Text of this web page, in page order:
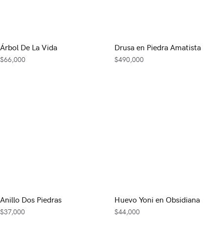
Árbol De La Vida
$66,000
Drusa en Piedra Amatista
$490,000
Anillo Dos Piedras
$37,000
Huevo Yoni en Obsidiana
$44,000